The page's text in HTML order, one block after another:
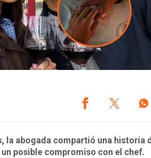
la abogada compartió una historia
posible compromiso con el chef.